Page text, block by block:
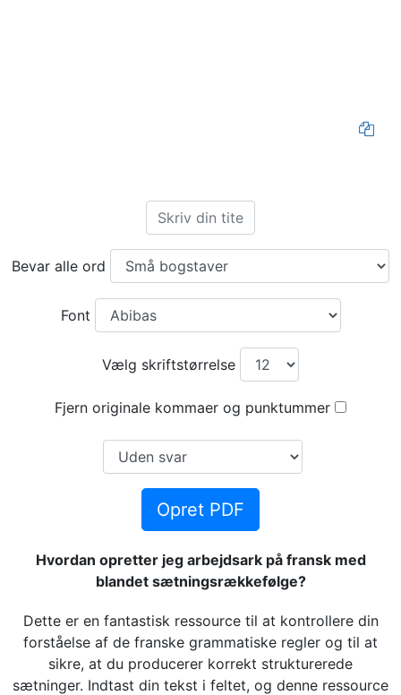
Bevar alle ord
Font
Vælg skriftstørrelse
Fjern originale kommaer og punktummer
Opret PDF
Hvordan opretter jeg arbejdsark på fransk med
blandet sætningsrækkefølge?
Dette er en fantastisk ressource til at kontrollere din
forståelse af de franske grammatiske regler og til at
sikre, at du producerer korrekt strukturerede
sætninger. Indtast din tekst i feltet, og denne ressource